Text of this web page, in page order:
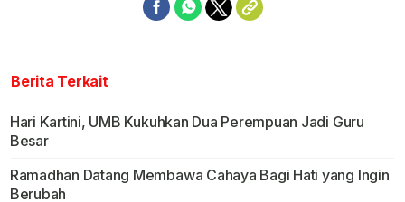
Berita Terkait
Hari Kartini, UMB Kukuhkan Dua Perempuan Jadi Guru
Besar
Ramadhan Datang Membawa Cahaya Bagi Hati yang Ingin
Berubah